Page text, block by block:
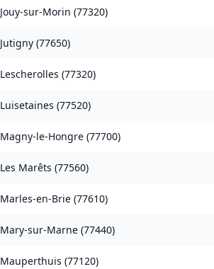
Jouy-sur-Morin (77320)
Jutigny (77650)
Lescherolles (77320)
Luisetaines (77520)
Magny-le-Hongre (77700)
Les Marêts (77560)
Marles-en-Brie (77610)
Mary-sur-Marne (77440)
Mauperthuis (77120)